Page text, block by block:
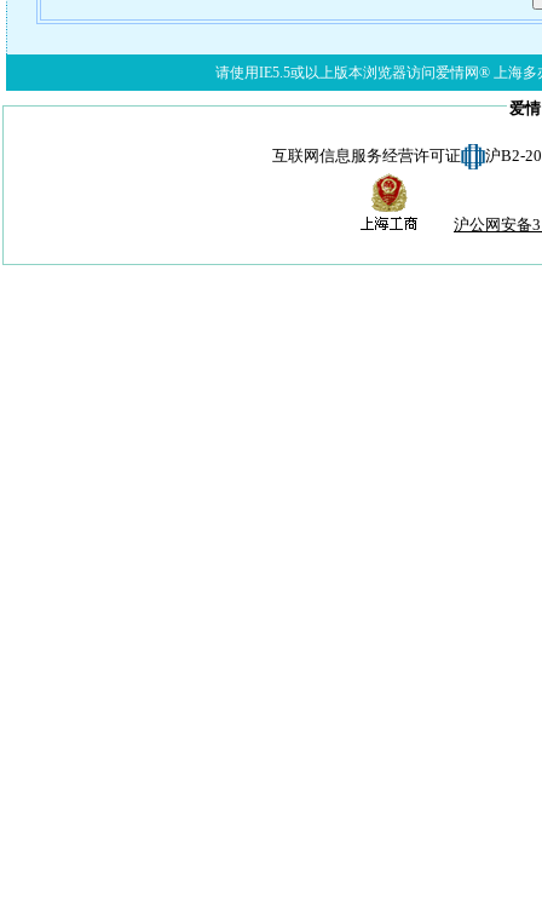
请使用IE5.5或以上版本浏览器访问爱情网® 上海多
爱
互联网信息服务经营许可证 沪B2-
沪公网安备